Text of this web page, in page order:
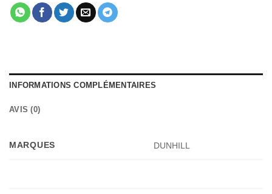
INFORMATIONS COMPLÉMENTAIRES
AVIS (0)
MARQUES DUNHILL